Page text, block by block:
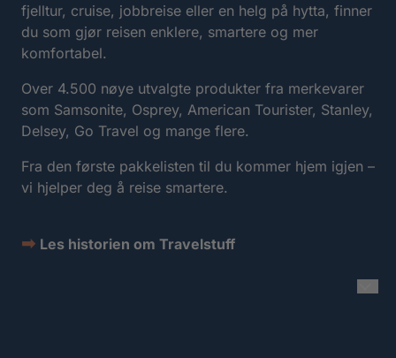
fjelltur, cruise, jobbreise eller en helg på hytta, finner
du som gjør reisen enklere, smartere og mer
komfortabel.
Over 4.500 nøye utvalgte produkter fra merkevarer
som Samsonite, Osprey, American Tourister, Stanley,
Delsey, Go Travel og mange flere.
Fra den første pakkelisten til du kommer hjem igjen –
vi hjelper deg å reise smartere.
➡ Les historien om Travelstuff